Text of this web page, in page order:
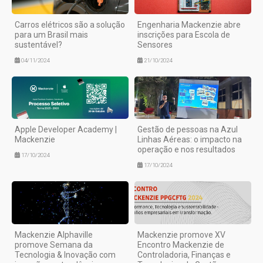
Carros elétricos são a solução
para um Brasil mais
sustentável?
04/11/2024
Engenharia Mackenzie abre
inscrições para Escola de
Sensores
21/10/2024
Apple Developer Academy |
Mackenzie
17/10/2024
Gestão de pessoas na Azul
Linhas Aéreas: o impacto na
operação e nos resultados
17/10/2024
Mackenzie Alphaville
promove Semana da
Tecnologia & Inovação com
Mackenzie promove XV
Encontro Mackenzie de
Controladoria, Finanças e